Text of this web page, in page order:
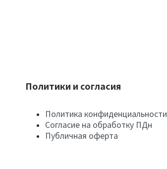
Политики и согласия
Политика конфиденциальности
Согласие на обработку ПДн
Публичная оферта